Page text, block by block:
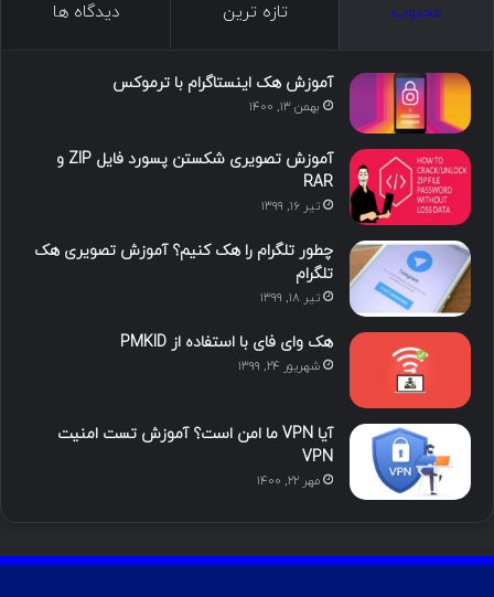
محبوب تازه ترین دیدگاه ها
آموزش هک اینستاگرام با ترموکس
بهمن ۱۳, ۱۴۰۰
آموزش تصویری شکستن پسورد فایل ZIP و
RAR
تیر ۱۶, ۱۳۹۹
چطور تلگرام را هک کنیم؟ آموزش تصویری هک
تلگرام
تیر ۱۸, ۱۳۹۹
هک وای فای با استفاده از PMKID
شهریور ۲۴, ۱۳۹۹
آیا VPN ما امن است؟ آموزش تست امنیت
VPN
مهر ۲۲, ۱۴۰۰